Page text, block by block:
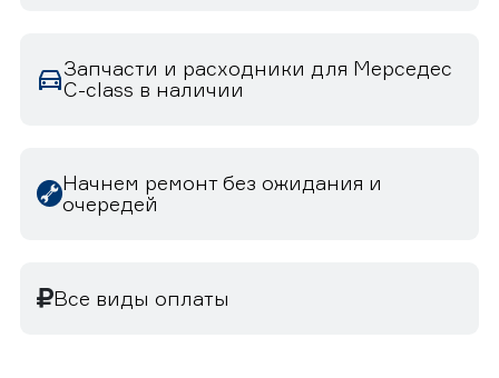
Запчасти и расходники для Мерседес
C-class в наличии
Начнем ремонт без ожидания и
очередей
Все виды оплаты